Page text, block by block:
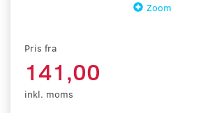
Zoom
Pris fra
141,00
inkl. moms